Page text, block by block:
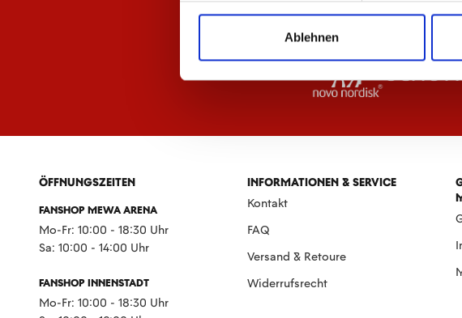
Ablehnen
ÖFFNUNGSZEITEN
FANSHOP MEWA ARENA
Mo-Fr: 10:00 - 18:30 Uhr
Sa: 10:00 - 14:00 Uhr
FANSHOP INNENSTADT
Mo-Fr: 10:00 - 18:30 Uhr
INFORMATIONEN & SERVICE
Kontakt
FAQ
Versand & Retoure
Widerrufsrecht